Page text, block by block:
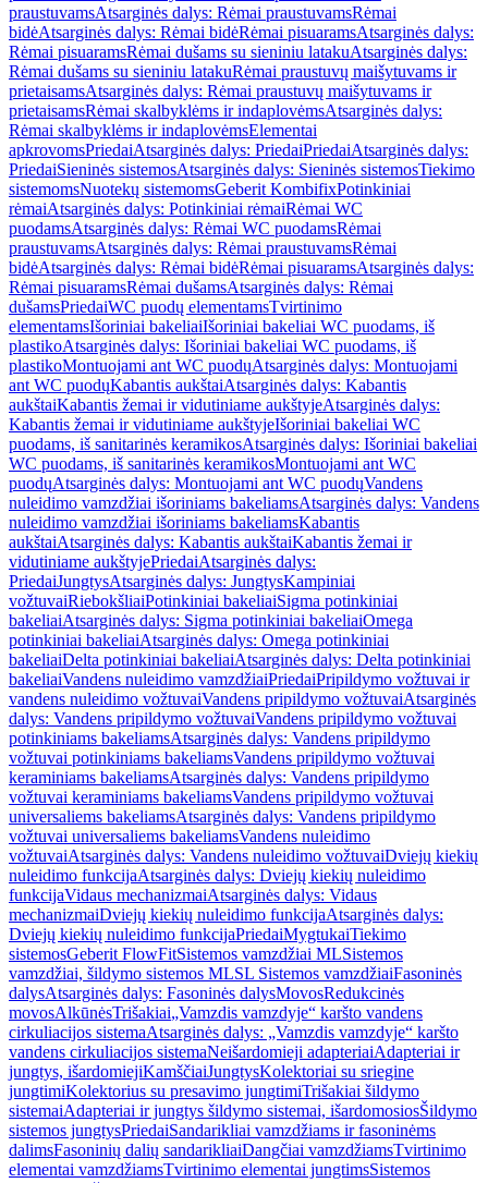
praustuvamsAtsarginės dalys: Rėmai praustuvamsRėmai
bidėAtsarginės dalys: Rėmai bidėRėmai pisuaramsAtsarginės dalys:
Rėmai pisuaramsRėmai dušams su sieniniu latakuAtsarginės dalys:
Rėmai dušams su sieniniu latakuRėmai praustuvų maišytuvams ir
prietaisamsAtsarginės dalys: Rėmai praustuvų maišytuvams ir
prietaisamsRėmai skalbyklėms ir indaplovėmsAtsarginės dalys:
Rėmai skalbyklėms ir indaplovėmsElementai
apkrovomsPriedaiAtsarginės dalys: PriedaiPriedaiAtsarginės dalys:
PriedaiSieninės sistemosAtsarginės dalys: Sieninės sistemosTiekimo
sistemomsNuotekų sistemomsGeberit KombifixPotinkiniai
rėmaiAtsarginės dalys: Potinkiniai rėmaiRėmai WC
puodamsAtsarginės dalys: Rėmai WC puodamsRėmai
praustuvamsAtsarginės dalys: Rėmai praustuvamsRėmai
bidėAtsarginės dalys: Rėmai bidėRėmai pisuaramsAtsarginės dalys:
Rėmai pisuaramsRėmai dušamsAtsarginės dalys: Rėmai
dušamsPriedaiWC puodų elementamsTvirtinimo
elementamsIšoriniai bakeliaiIšoriniai bakeliai WC puodams, iš
plastikoAtsarginės dalys: Išoriniai bakeliai WC puodams, iš
plastikoMontuojami ant WC puodųAtsarginės dalys: Montuojami
ant WC puodųKabantis aukštaiAtsarginės dalys: Kabantis
aukštaiKabantis žemai ir vidutiniame aukštyjeAtsarginės dalys:
Kabantis žemai ir vidutiniame aukštyjeIšoriniai bakeliai WC
puodams, iš sanitarinės keramikosAtsarginės dalys: Išoriniai bakeliai
WC puodams, iš sanitarinės keramikosMontuojami ant WC
puodųAtsarginės dalys: Montuojami ant WC puodųVandens
nuleidimo vamzdžiai išoriniams bakeliamsAtsarginės dalys: Vandens
nuleidimo vamzdžiai išoriniams bakeliamsKabantis
aukštaiAtsarginės dalys: Kabantis aukštaiKabantis žemai ir
vidutiniame aukštyjePriedaiAtsarginės dalys:
PriedaiJungtysAtsarginės dalys: JungtysKampiniai
vožtuvaiRiebokšliaiPotinkiniai bakeliaiSigma potinkiniai
bakeliaiAtsarginės dalys: Sigma potinkiniai bakeliaiOmega
potinkiniai bakeliaiAtsarginės dalys: Omega potinkiniai
bakeliaiDelta potinkiniai bakeliaiAtsarginės dalys: Delta potinkiniai
bakeliaiVandens nuleidimo vamzdžiaiPriedaiPripildymo vožtuvai ir
vandens nuleidimo vožtuvaiVandens pripildymo vožtuvaiAtsarginės
dalys: Vandens pripildymo vožtuvaiVandens pripildymo vožtuvai
potinkiniams bakeliamsAtsarginės dalys: Vandens pripildymo
vožtuvai potinkiniams bakeliamsVandens pripildymo vožtuvai
keraminiams bakeliamsAtsarginės dalys: Vandens pripildymo
vožtuvai keraminiams bakeliamsVandens pripildymo vožtuvai
universaliems bakeliamsAtsarginės dalys: Vandens pripildymo
vožtuvai universaliems bakeliamsVandens nuleidimo
vožtuvaiAtsarginės dalys: Vandens nuleidimo vožtuvaiDviejų kiekių
nuleidimo funkcijaAtsarginės dalys: Dviejų kiekių nuleidimo
funkcijaVidaus mechanizmaiAtsarginės dalys: Vidaus
mechanizmaiDviejų kiekių nuleidimo funkcijaAtsarginės dalys:
Dviejų kiekių nuleidimo funkcijaPriedaiMygtukaiTiekimo
sistemosGeberit FlowFitSistemos vamzdžiai MLSistemos
vamzdžiai, šildymo sistemos MLSL Sistemos vamzdžiaiFasoninės
dalysAtsarginės dalys: Fasoninės dalysMovosRedukcinės
movosAlkūnėsTrišakiai„Vamzdis vamzdyje“ karšto vandens
cirkuliacijos sistemaAtsarginės dalys: „Vamzdis vamzdyje“ karšto
vandens cirkuliacijos sistemaNeišardomieji adapteriaiAdapteriai ir
jungtys, išardomiejiKamščiaiJungtysKolektoriai su sriegine
jungtimiKolektorius su presavimo jungtimiTrišakiai šildymo
sistemaiAdapteriai ir jungtys šildymo sistemai, išardomosiosŠildymo
sistemos jungtysPriedaiSandarikliai vamzdžiams ir fasoninėms
dalimsFasoninių dalių sandarikliaiDangčiai vamzdžiamsTvirtinimo
elementai vamzdžiamsTvirtinimo elementai jungtimsSistemos